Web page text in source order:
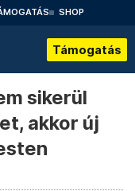
SHOP
Támogatás
sikerül
akkor új